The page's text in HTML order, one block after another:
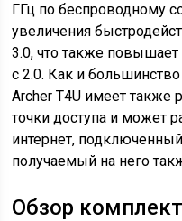
ГГц по беспроводному
увеличения
3.0, что также
с 2.0. Как и
Archer T4U имеет также
точки доступа и может
интернет,
получаемый на него
Обзор